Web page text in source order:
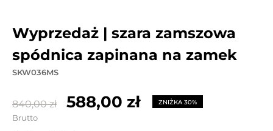
wyprzedaż | szara zamszowa
spódnica zapinana na zamek
SKW036MS
840,00 zł 588,00 zł ZNIŻKA 30%
Brutto